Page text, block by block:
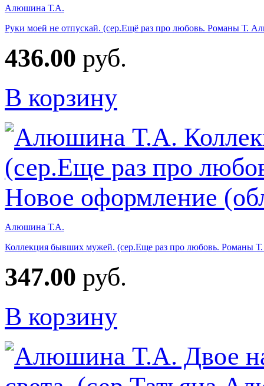
Алюшина Т.А.
Руки моей не отпускай. (сер.Ещё раз про любовь. Романы Т.
436.00 руб.
В корзину
Алюшина Т.А.
Коллекция бывших мужей. (сер.Еще раз про любовь. Романы
347.00 руб.
В корзину